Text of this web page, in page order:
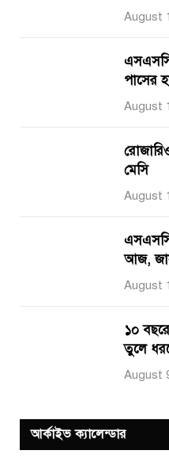
August
পাসের
August
মেসি
August
আজ,
August
১০
তুলে
August
আর্কাইভ ক্যালেন্ডার